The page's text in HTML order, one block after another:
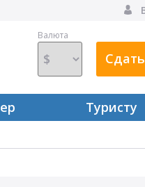
Валюта
Туристу